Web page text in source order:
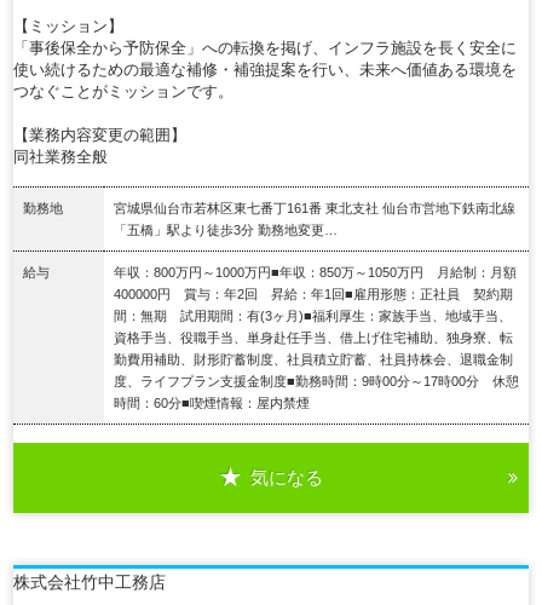
【ミッション】
「事後保全から予防保全」への転換を掲げ、インフラ施設を長く安全に
使い続けるための最適な補修・補強提案を行い、未来へ価値ある環境を
つなぐことがミッションです。
【業務内容変更の範囲】
同社業務全般
勤務地
宮城県仙台市若林区東七番丁161番 東北支社 仙台市営地下鉄南北線
「五橋」駅より徒歩3分 勤務地変更…
給与
年収：800万円～1000万円■年収：850万～1050万円 月給制：月額
400000円 賞与：年2回 昇給：年1回■雇用形態：正社員 契約期
間：無期 試用期間：有(3ヶ月)■福利厚生：家族手当、地域手当、
資格手当、役職手当、単身赴任手当、借上げ住宅補助、独身寮、転
勤費用補助、財形貯蓄制度、社員積立貯蓄、社員持株会、退職金制
度、ライフプラン支援金制度■勤務時間：9時00分～17時00分 休憩
時間：60分■喫煙情報：屋内禁煙
気になる
株式会社竹中工務店